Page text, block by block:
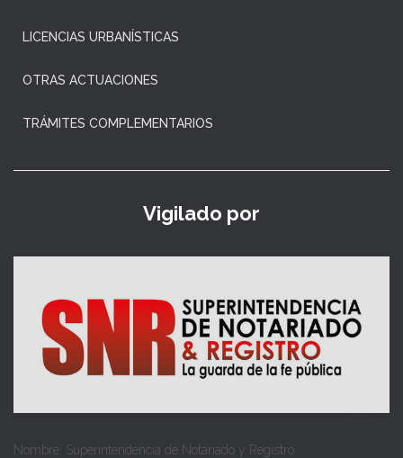
LICENCIAS URBANÍSTICAS
OTRAS ACTUACIONES
TRÁMITES COMPLEMENTARIOS
Vigilado por
Nombre: Superintendencia de Notariado y Registro